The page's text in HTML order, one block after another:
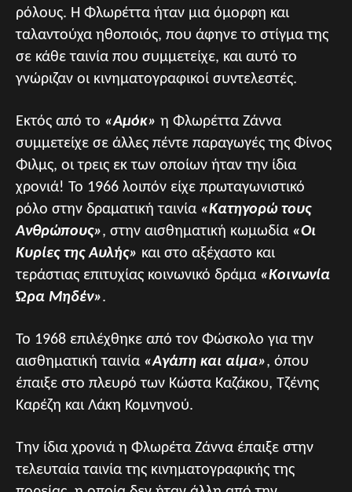
ρόλους. Η Φλωρέττα ήταν μια όμορφη και
ταλαντούχα ηθοποιός, που άφηνε το στίγμα της
σε κάθε ταινία που συμμετείχε, και αυτό το
γνώριζαν οι κινηματογραφικοί συντελεστές.
Εκτός από το «Αμόκ» η Φλωρέττα Ζάννα
συμμετείχε σε άλλες πέντε παραγωγές της Φίνος
Φιλμς, οι τρεις εκ των οποίων ήταν την ίδια
χρονιά! Το 1966 λοιπόν είχε πρωταγωνιστικό
ρόλο στην δραματική ταινία «Κατηγορώ τους
Ανθρώπους», στην αισθηματική κωμωδία «Οι
Κυρίες της Αυλής» και στο αξέχαστο και
τεράστιας επιτυχίας κοινωνικό δράμα «Κοινωνία
Ώρα Μηδέν».
Το 1968 επιλέχθηκε από τον Φώσκολο για την
αισθηματική ταινία «Αγάπη και αίμα», όπου
έπαιξε στο πλευρό των Κώστα Καζάκου, Τζένης
Καρέζη και Λάκη Κομνηνού.
Την ίδια χρονιά η Φλωρέτα Ζάννα έπαιξε στην
τελευταία ταινία της κινηματογραφικής της